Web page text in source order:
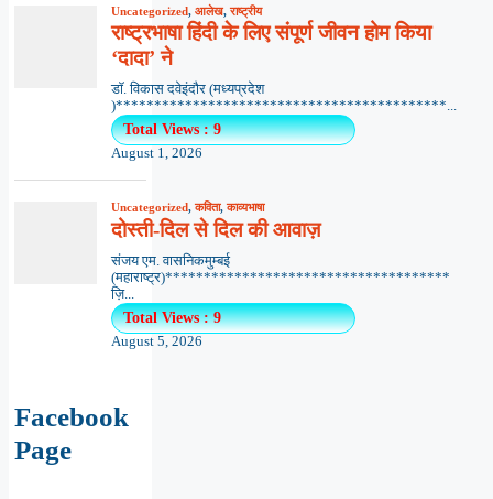
Uncategorized, आलेख,राष्ट्रीय
राष्ट्रभाषा हिंदी के लिए संपूर्ण जीवन होम किया
‘दादा’ ने
डॉ. विकास दवेइंदौर (मध्यप्रदेश
)*******************************************...
Total Views : 9
August 1, 2026
Uncategorized,कविता,काव्यभाषा
दोस्ती-दिल से दिल की आवाज़
संजय एम. वासनिकमुम्बई
(महाराष्ट्र)*************************************
ज़ि...
Total Views : 9
August 5, 2026
Facebook
Page